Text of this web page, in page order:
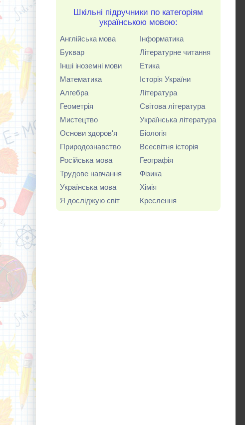
Шкільні підручники по категоріям
українською мовою:
Англійська мова
Буквар
Інші іноземні мови
Математика
Алгебра
Геометрія
Мистецтво
Основи здоров'я
Природознавство
Російська мова
Трудове навчання
Українська мова
Я досліджую світ
Інформатика
Літературне читання
Етика
Історія України
Література
Світова література
Українська література
Біологія
Всесвітня історія
Географія
Фізика
Хімія
Креслення